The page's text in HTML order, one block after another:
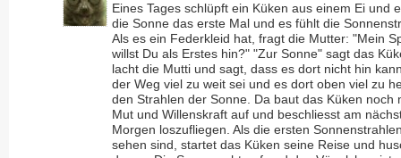
Eines Tages schlüpft ein Küken aus einem Ei und
die Sonne das erste Mal und es fühlt die
Als es ein Federkleid hat, fragt die Mutter: "Mein
willst Du als Erstes hin?" "Zur Sonne" sagt das
lacht die Mutti und sagt, dass es dort nicht hin
der Weg viel zu weit sei und es dort oben viel zu
den Strahlen der Sonne. Da baut das Küken noch
Mut und Willenskraft auf und beschliesst am
Morgen loszufliegen. Als die ersten
sehen sind, startet das Küken seine Reise und